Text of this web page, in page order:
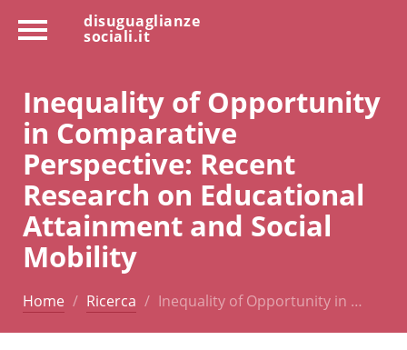
disuguaglianze
sociali.it
Inequality of Opportunity
in Comparative
Perspective: Recent
Research on Educational
Attainment and Social
Mobility
Home Ricerca Inequality of Opportunity in …